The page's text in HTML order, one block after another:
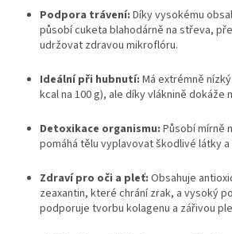
Podpora trávení: Díky vysokému
působí cuketa blahodárně na střeva,
udržovat zdravou mikroflóru.
Ideální při hubnutí: Má extrémně
kcal na 100 g), ale díky vláknině dokáže
Detoxikace organismu: Působí mírně
pomáhá tělu vyplavovat škodlivé látky
Zdraví pro oči a pleť: Obsahuje
zeaxantin, které chrání zrak, a vysoký
podporuje tvorbu kolagenu a zářivou